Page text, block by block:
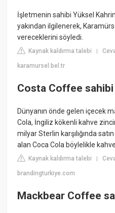
İşletmenin sahibi Yüksel
yakından ilgilenerek,
vereceklerini söyledi.
Kaynak kaldırma talebi |
karamursel.bel.tr
Costa Coffee
Dünyanın önde gelen içecek
Cola, İngiliz kökenli kahve
milyar Sterlin karşılığında
alan Coca Cola böylelikle
Kaynak kaldırma talebi |
brandingturkiye.com
Mackbear Coffee